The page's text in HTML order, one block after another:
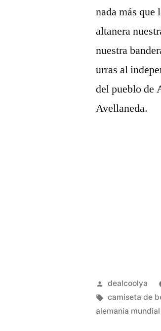
nada más que
altanera
nuestra
urras al
del pueblo de
Avellaneda.
Publicado
por
dealcoolya
Etiquetas:
camiseta de
alemania